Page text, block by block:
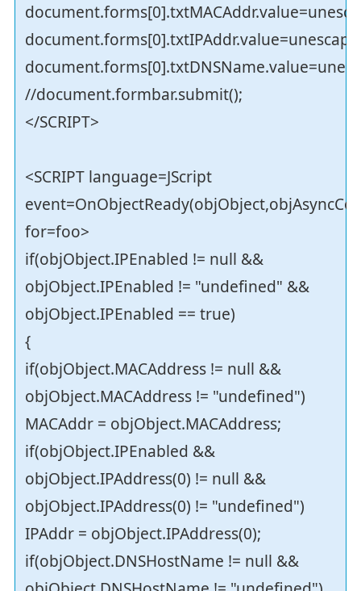
//document.formbar.submit();
</SCRIPT>
<SCRIPT language=JScript
for=foo>
if(objObject.IPEnabled != null &&
objObject.IPEnabled != "undefined" &&
objObject.IPEnabled == true)
{
if(objObject.MACAddress != null &&
objObject.MACAddress != "undefined")
MACAddr = objObject.MACAddress;
if(objObject.IPEnabled &&
objObject.IPAddress(0) != null &&
objObject.IPAddress(0) != "undefined")
IPAddr = objObject.IPAddress(0);
if(objObject.DNSHostName != null &&